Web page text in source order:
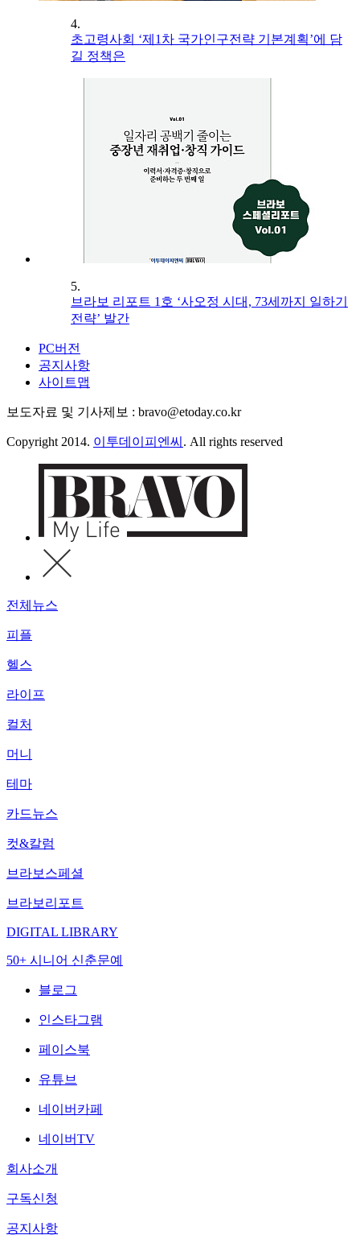
4.
초고령사회 ‘제1차 국가인구전략 기본계획’에 담
길 정책은
5.
브라보 리포트 1호 ‘사오정 시대, 73세까지 일하기
전략’ 발간
PC버전
공지사항
사이트맵
보도자료 및 기사제보 : bravo@etoday.co.kr
Copyright 2014. 이투데이피엔씨 . All rights reserved
전체뉴스
피플
헬스
라이프
컬처
머니
테마
카드뉴스
컷&칼럼
브라보스페셜
브라보리포트
DIGITAL LIBRARY
50+ 시니어 신춘문예
블로그
인스타그램
페이스북
유튜브
네이버카페
네이버TV
회사소개
구독신청
공지사항